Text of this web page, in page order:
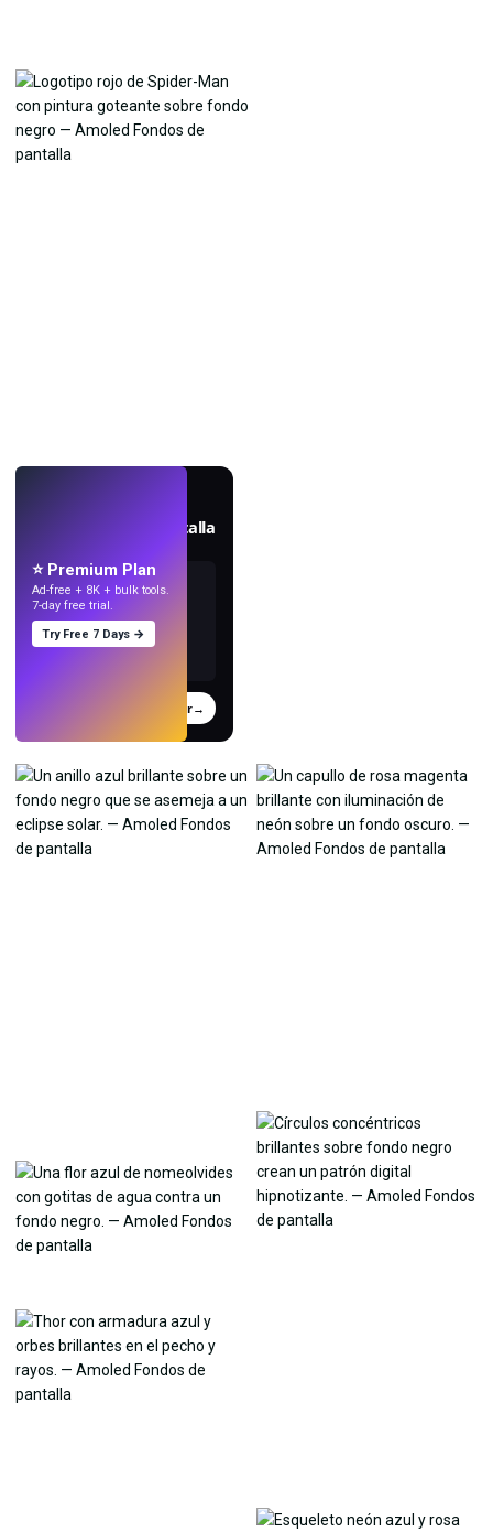
Crea fondos de pantalla
Probar →
⭐ Premium Plan
Ad-free + 8K + bulk tools.
7-day free trial.
Try Free 7 Days →